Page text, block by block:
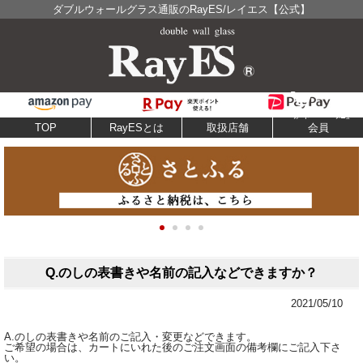
ダブルウォールグラス通販のRayES/レイエス【公式】
TOP RayESとは 取扱店舗 会員
Q.のしの表書きや名前の記入などできますか？
2021/05/10
A.のしの表書きや名前のご記入・変更などできます。
ご希望の場合は、カートにいれた後のご注文画面の備考欄にご記入下さ
い。